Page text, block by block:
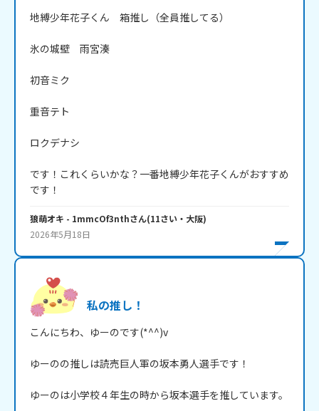
地縛少年花子くん　箱推し（全員推してる）
氷の城壁　雨宮湊
初音ミク
重音テト
ロクデナシ
です！これくらいかな？一番地縛少年花子くんがおすすめ
です！
狼萌オキ - 1mmcOf3nthさん(11さい・ 大阪)
2026年5月18日
私の推し！
こんにちわ、ゆーのです(*^^)v
ゆーのの推しは読売巨人軍の坂本勇人選手です！
ゆーのは小学校４年生の時から坂本選手を推しています。